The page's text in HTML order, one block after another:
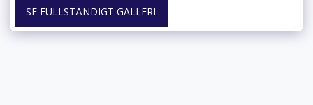
SE FULLSTÄNDIGT GALLERI